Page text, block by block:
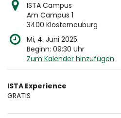
ISTA Campus
Am Campus 1
3400 Klosterneuburg
Mi, 4. Juni 2025
Beginn: 09:30 Uhr
Zum Kalender hinzufügen
Produkte
Unkategorisierte
Produkte
ISTA Experience
GRATIS